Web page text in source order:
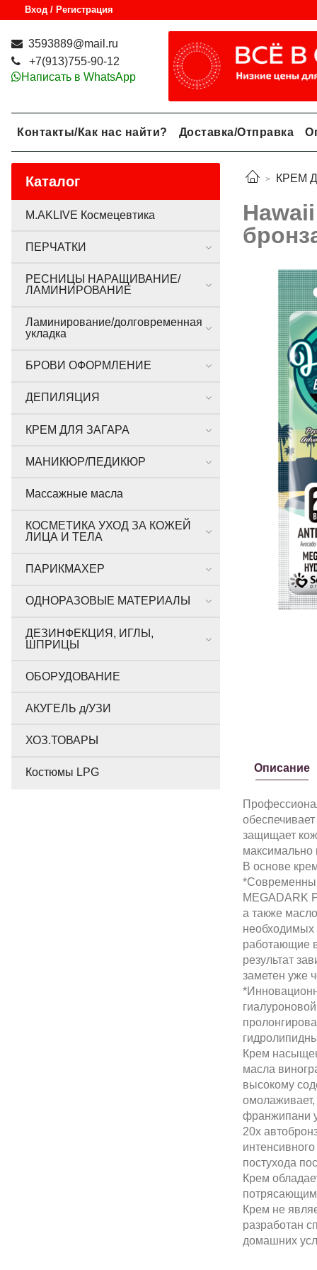
Вход / Регистрация
3593889@mail.ru
+7(913)755-90-12
Написать в WhatsApp
Контакты/Как нас найти? Доставка/Отправка
КРЕМ
Описание
защищает
В основе
MEGADARK
а также
необходимых
работающие
результат
заметен уже
Крем
масла
высокому
омолаживает,
франжипани
20х
постухода
Крем
потрясающим
Крем не
разработан
домашних
Каталог
M.AKLIVE Космецевтика
ПЕРЧАТКИ
РЕСНИЦЫ НАРАЩИВАНИЕ/
ЛАМИНИРОВАНИЕ
Ламинирование/долговременная
укладка
БРОВИ ОФОРМЛЕНИЕ
ДЕПИЛЯЦИЯ
КРЕМ ДЛЯ ЗАГАРА
МАНИКЮР/ПЕДИКЮР
Массажные масла
КОСМЕТИКА УХОД ЗА КОЖЕЙ
ЛИЦА И ТЕЛА
ПАРИКМАХЕР
ОДНОРАЗОВЫЕ МАТЕРИАЛЫ
ДЕЗИНФЕКЦИЯ, ИГЛЫ,
ШПРИЦЫ
ОБОРУДОВАНИЕ
АКУГЕЛЬ д/УЗИ
ХОЗ.ТОВАРЫ
Костюмы LPG